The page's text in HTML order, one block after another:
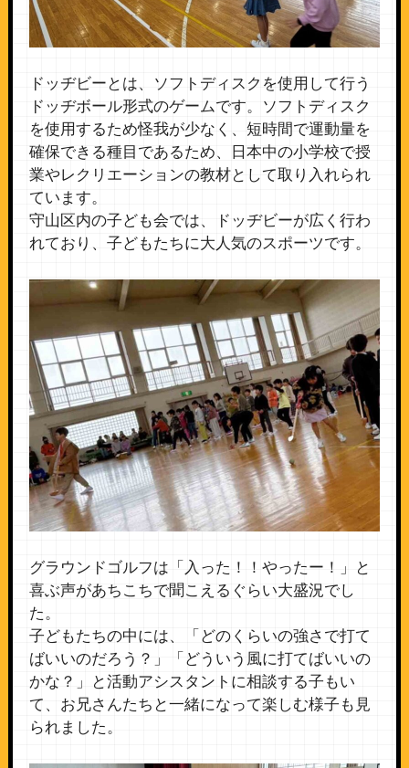
ドッヂビーとは、ソフトディスクを使用して行う
ドッヂボール形式のゲームです。ソフトディスク
を使用するため怪我が少なく、短時間で運動量を
確保できる種目であるため、日本中の小学校で授
業やレクリエーションの教材として取り入れられ
ています。
守山区内の子ども会では、ドッヂビーが広く行わ
れており、子どもたちに大人気のスポーツです。
グラウンドゴルフは「入った！！やったー！」と
喜ぶ声があちこちで聞こえるぐらい大盛況でし
た。
子どもたちの中には、「どのくらいの強さで打て
ばいいのだろう？」「どういう風に打てばいいの
かな？」と活動アシスタントに相談する子もい
て、お兄さんたちと一緒になって楽しむ様子も見
られました。